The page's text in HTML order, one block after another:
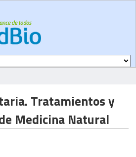
Tratamientos y
Medicina Natural